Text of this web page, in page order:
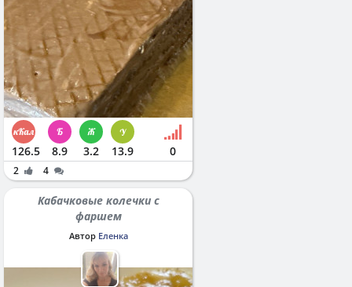
126.5 8.9 3.2 13.9 0
2 4
Кабачковые колечки с
фаршем
Автор Еленка